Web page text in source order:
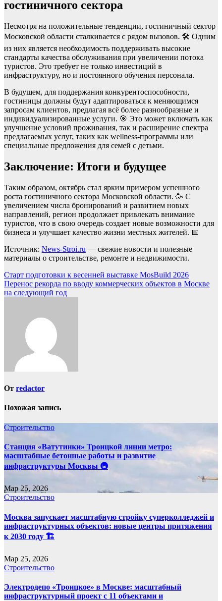
гостиничного сектора
Несмотря на положительные тенденции, гостиничный сектор
Московской области сталкивается с рядом вызовов. 🛠️ Одним
из них является необходимость поддерживать высокие
стандарты качества обслуживания при увеличении потока
туристов. Это требует не только инвестиций в
инфраструктуру, но и постоянного обучения персонала.
В будущем, для поддержания конкурентоспособности,
гостиницы должны будут адаптироваться к меняющимся
запросам клиентов, предлагая всё более разнообразные и
индивидуализированные услуги. 🎯 Это может включать как
улучшение условий проживания, так и расширение спектра
предлагаемых услуг, таких как wellness-программы или
специальные предложения для семей с детьми.
Заключение: Итоги и будущее
Таким образом, октябрь стал ярким примером успешного
роста гостиничного сектора Московской области. 🥳 С
увеличением числа бронирований и развитием новых
направлений, регион продолжает привлекать внимание
туристов, что в свою очередь создает новые возможности для
бизнеса и улучшает качество жизни местных жителей. 📅
Источник: News-Stroi.ru — свежие новости и полезные
материалы о строительстве, ремонте и недвижимости.
Навигация
по
Старт подготовки к весенней выставке MosBuild 2026
Перенос рекорда по вводу коммерческих объектов в Москве
на следующий год
От redactor
Похожая запись
Строительство
Станция «Ватутинки» Троицкой линии метро:
масштабные бетонные работы и развитие
инфраструктуры Москвы 🚇
Мар 25, 2026
Строительство
Москва запускает масштабную стройку суперколледжей и
инфраструктурных объектов: новые центры притяжения
к 2030 году 🏗️
Мар 25, 2026
Строительство
Электродепо «Троицкое» в Москве: масштабный
инфраструктурный проект с 11 объектами и